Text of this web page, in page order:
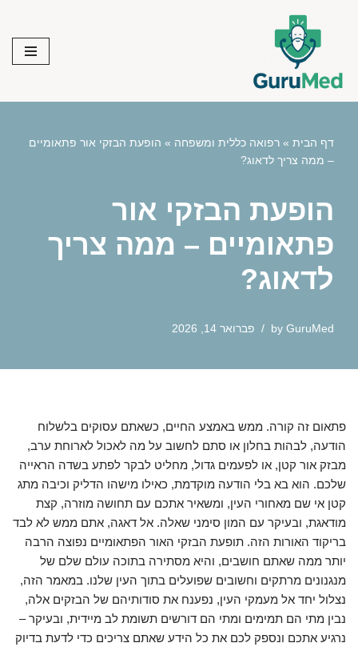
content
דף הבית » רפואה כללית ומשפחה » הופעת הבזקי אור פתאומיים
– ממה צריך לדאוג?
הופעת הבזקי אור
פתאומיים – ממה צריך
לדאוג?
by GuruMed פברואר 14, 2026
פתאום זה קורה. ממש באמצע החיים, כשאתם עסוקים בלשלוח
הודעה, לבהות בחלון או סתם לחשוב על מה לאכול לארוחת ערב,
מבזק אור קטן, או לפעמים גדול, מחליט לבקר לפתע בשדה הראייה
שלכם. הוא בא בלי הודעה מוקדמת, כאילו מישהו הדליק וכיבה מתג
קטן אי שם מאחורי העין, ומשאיר אתכם עם תחושה מוזרה, קצת
מודאגת, ובעיקר עם המון סימני שאלה. אל דאגה, אתם ממש לא לבד
בריקוד האורות הזה. תופעת הבזקי האור הפתאומיים נפוצה הרבה
יותר ממה שאתם חושבים, והיא מסתירה בתוכה עולם שלם של
מנגנונים מרתקים וחשובים שפועלים בתוך העין שלנו. במאמר הזה,
נצלול יחד אל מעמקי העין, נפענח את סודותיהם של הבזקים אלה,
נבין מתי הם תמימים ומתי הם דורשים תשומת לב מיידית, ובעיקר –
נרגיע אתכם ונספק לכם את כל הידע שאתם צריכים כדי לדעת בדיוק